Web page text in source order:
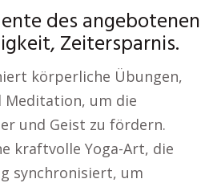
des angebotenen
Zeitersparnis.
körperliche Übungen,
Meditation, um die
und Geist zu fördern.
kraftvolle Yoga-Art, die
synchronisiert, um